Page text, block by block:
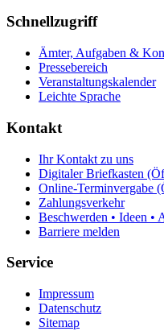
Schnellzugriff
Ämter, Aufgaben &
Pressebereich
Veranstaltungskalender
Leichte Sprache
Kontakt
Ihr Kontakt zu uns
Digitaler Briefkasten
Online-Terminvergabe
Zahlungsverkehr
Beschwerden • Ideen •
Barriere melden
Service
Impressum
Datenschutz
Sitemap